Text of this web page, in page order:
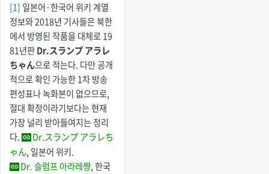
[1] 일본어·한국어 위키 계열
정보와 2018년 기사들은 북한
에서 방영된 작품을 대체로 19
81년판Dr.スランプ アラレ
ちゃん으로 적는다. 다만 공개
적으로 확인 가능한 1차 방송
편성표나 녹화본이 없으므로,
절대 확정이라기보다는 현재
가장 널리 받아들여지는 정리
다.
Dr.スランプ アラレち
ゃん, 일본어 위키.
Dr. 슬럼프 아라레쨩, 한국